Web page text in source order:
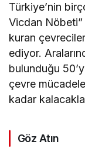
Türkiye’nin
Vicdan
kuran
ediyor.
bulunduğu
çevre
kadar
Göz Atın